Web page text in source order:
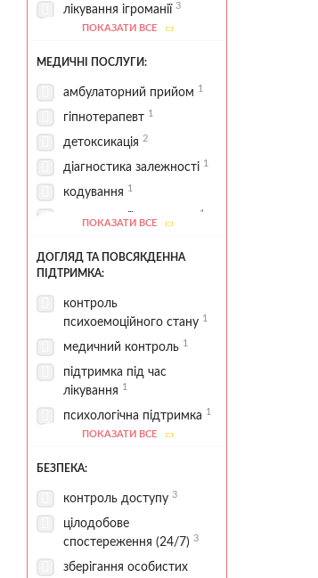
лікування ігроманії 3
лікування
поведінкою1
реабілітаційні програми
стаціонарна реабілітація 1
ПОКАЗАТИ ВСЕ
МЕДИЧНІ ПОСЛУГИ:
амбулаторний прийом 1
гіпнотерапевт 1
детоксикація 2
діагностика залежності 1
кодування 1
консультації нарколога 1
медикаментозної терапії
абстинентного синдрому
1
медична діагностика
оцінка стану3
підшивка
психологічна діагностика
психотерапевт
ПОКАЗАТИ ВСЕ
ДОГЛЯД ТА ПОВСЯКДЕННА
ПІДТРИМКА:
контроль
психоемоційного стану 1
медичний контроль 1
підтримка під час
лікування 1
психологічна підтримка 1
психологічний супровід
супровід пацієнтів
ПОКАЗАТИ ВСЕ
БЕЗПЕКА:
контроль доступу 3
цілодобове
спостереження (24/7) 3
зберігання особистих